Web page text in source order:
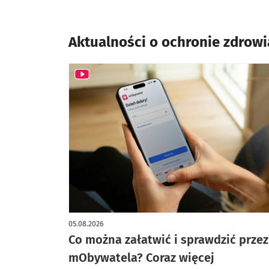
Aktualności o ochronie
Co można załatwić i sprawdzić przez
mObywatela? Coraz więcej
05.08.2026